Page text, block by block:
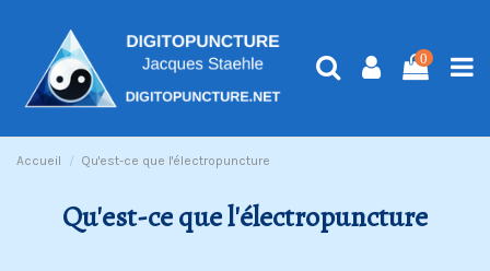
0
Accueil Qu'est-ce que l'électropuncture
Qu'est-ce que l'électropuncture